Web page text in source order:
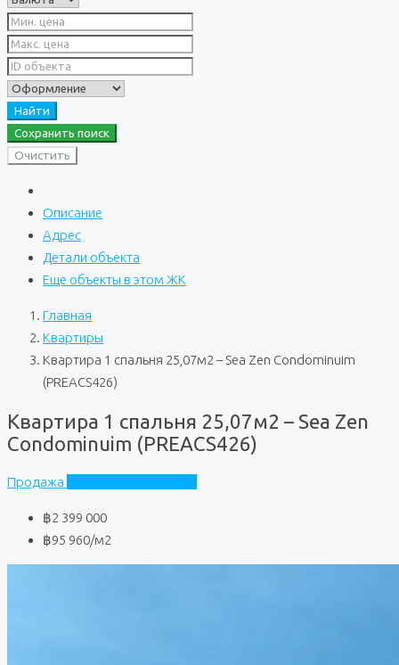
Найти
Сохранить поиск
Очистить
Описание
Адрес
Детали объекта
Еще объекты в этом ЖК
Главная
Квартиры
Квартира 1 спальня 25,07м2 – Sea Zen Condominuim
(PREACS426)
Квартира 1 спальня 25,07м2 – Sea Zen
Condominuim (PREACS426)
Продажа
฿2 399 000
฿95 960/м2